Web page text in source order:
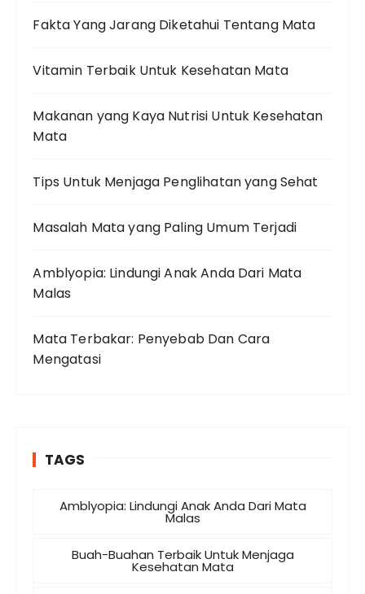
Fakta Yang Jarang Diketahui Tentang Mata
Vitamin Terbaik Untuk Kesehatan Mata
Makanan yang Kaya Nutrisi Untuk Kesehatan
Mata
Tips Untuk Menjaga Penglihatan yang Sehat
Masalah Mata yang Paling Umum Terjadi
Amblyopia: Lindungi Anak Anda Dari Mata
Malas
Mata Terbakar: Penyebab Dan Cara
Mengatasi
TAGS
Amblyopia: Lindungi Anak Anda Dari Mata
Malas
Buah-Buahan Terbaik Untuk Menjaga
Kesehatan Mata